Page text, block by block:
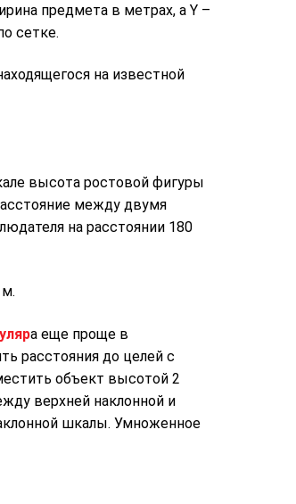
предмета в метрах, а Y –
сетке.
на известной
высота ростовой фигуры
между двумя
на расстоянии 180
а еще проще в
расстояния до целей с
объект высотой 2
верхней наклонной и
шкалы. Умноженное